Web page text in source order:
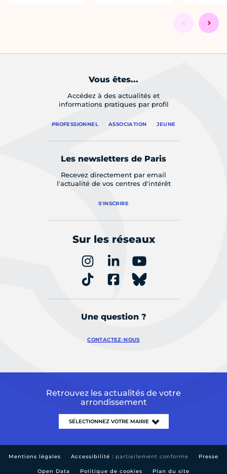
Vous êtes...
Accédez à des actualités et
informations pratiques par profil
PROFESSIONNEL ASSOCIATION JEUNE
Les newsletters de Paris
Recevez directement par email
l'actualité de vos centres d'intérêt
S'INSCRIRE
Sur les réseaux
Une question ?
CONTACTEZ-NOUS
Retrouvez les actualités de votre
arrondissement
Mentions légales Accessibilité : partiellement conforme Presse
Open Data Politique de cookies Plan du site